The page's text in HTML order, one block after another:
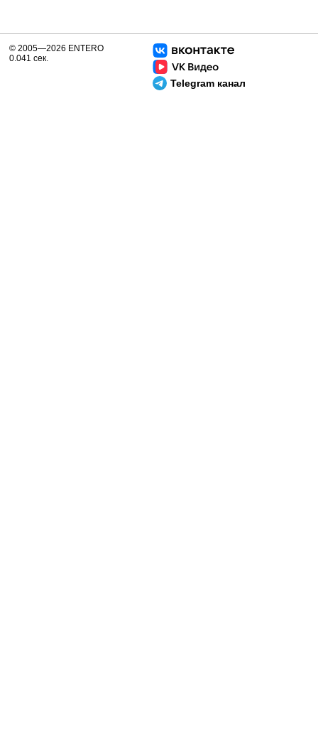
Telegram канал
© 2005—2026 ENTERO
0.041 сек.